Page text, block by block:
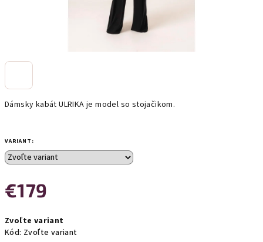
Dámsky kabát ULRIKA je model so stojačikom.
VARIANT:
€179
cena:
Zvoľte variant
Kód: Zvoľte variant